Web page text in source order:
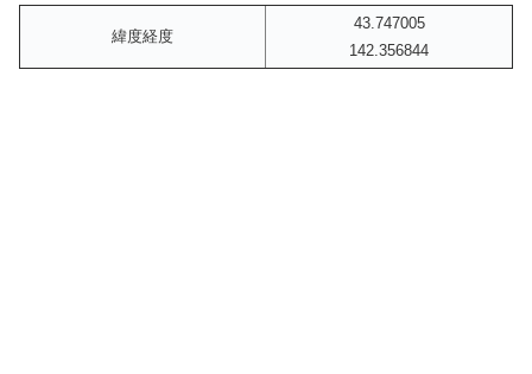
緯度経度
43.747005
142.356844